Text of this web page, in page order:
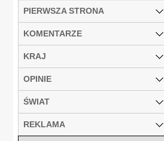
PIERWSZA STRONA
KOMENTARZE
KRAJ
OPINIE
ŚWIAT
REKLAMA